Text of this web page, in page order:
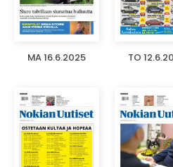
MA 16.6.2025 TO